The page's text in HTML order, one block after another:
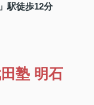
駅徒歩12分
塾 明石